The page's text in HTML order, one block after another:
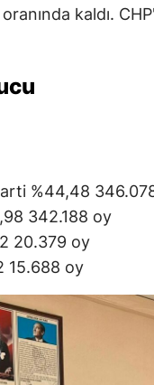
kaldı.
%44,48
342.188 oy
20.379 oy
15.688 oy